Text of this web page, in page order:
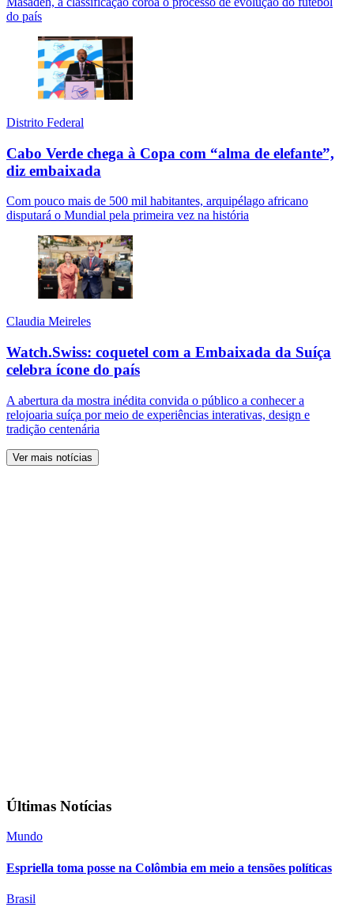
do país
Distrito Federal
Cabo Verde chega à Copa com “alma de elefante”,
diz embaixada
Com pouco mais de 500 mil habitantes, arquipélago africano
disputará o Mundial pela primeira vez na história
Claudia Meireles
Watch.Swiss: coquetel com a Embaixada da Suíça
celebra ícone do país
A abertura da mostra inédita convida o público a conhecer a
relojoaria suíça por meio de experiências interativas, design e
tradição centenária
Ver mais notícias
Últimas Notícias
Mundo
Espriella toma posse na Colômbia em meio a tensões políticas
Brasil